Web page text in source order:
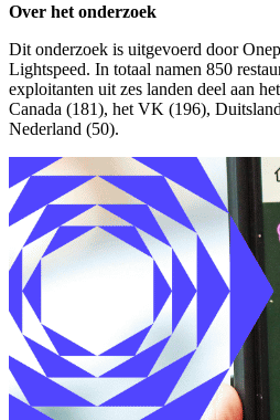
Over het onderzoek
Dit onderzoek is uitgevoerd door
Lightspeed. In totaal namen 850
exploitanten uit zes landen deel aan
Canada (181), het VK (196),
Nederland (50).